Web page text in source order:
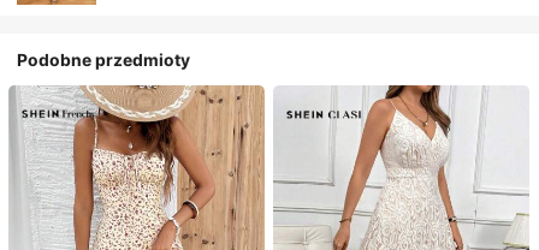
Podobne przedmioty